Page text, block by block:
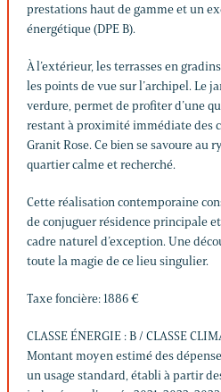
prestations haut de gamme et un
énergétique (DPE B).
À l’extérieur, les terrasses en
les points de vue sur l’archipel. Le
verdure, permet de profiter d’une
restant à proximité immédiate des
Granit Rose. Ce bien se savoure au
quartier calme et recherché.
Cette réalisation contemporaine
de conjuguer résidence principale
cadre naturel d’exception. Une
toute la magie de ce lieu singulier.
Taxe foncière: 1886 €
CLASSE ÉNERGIE : B / CLASSE
Montant moyen estimé des
un usage standard, établi à partir